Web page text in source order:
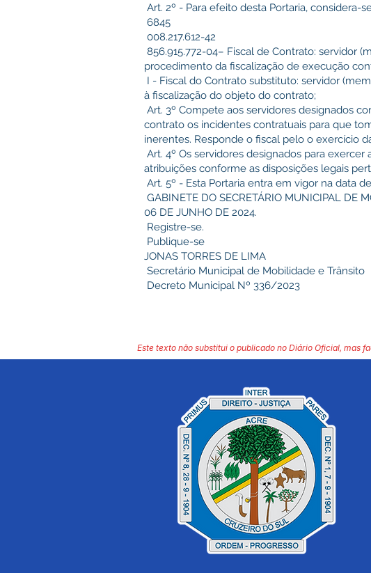
Art. 2º - Para efeito desta Portaria, considera-
6845
008.217.612-42
856.915.772-04– Fiscal de Contrato: servidor
procedimento da fiscalização de execução
I - Fiscal do Contrato substituto: servidor
à fiscalização do objeto do contrato;
Art. 3º Compete aos servidores designados
contrato os incidentes contratuais para que
inerentes. Responde o fiscal pelo o exercício
Art. 4º Os servidores designados para
atribuições conforme as disposições legais
Art. 5º - Esta Portaria entra em vigor na data
GABINETE DO SECRETÁRIO MUNICIPAL DE
06 DE JUNHO DE 2024.
Registre-se.
Publique-se
JONAS TORRES DE LIMA
Secretário Municipal de Mobilidade e Trânsito
Decreto Municipal Nº 336/2023
Este texto não substitui o publicado no Diário Oficial, mas